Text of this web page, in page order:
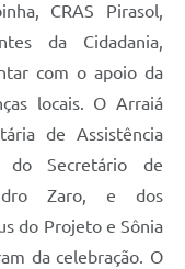
CRAS Pirasol,
da Cidadania,
com o apoio da
locais. O Arraiá
de Assistência
do Secretário de
Zaro, e dos
do Projeto e Sônia
da celebração. O